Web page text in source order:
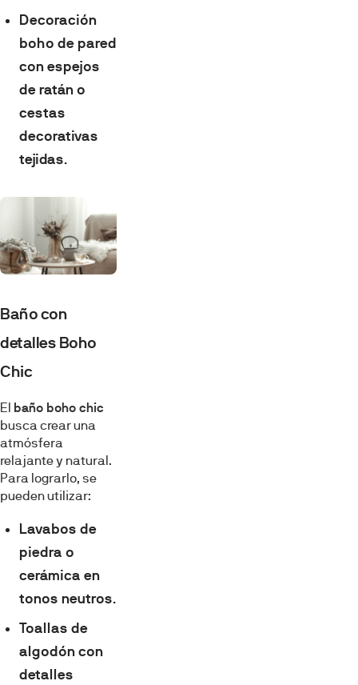
Decoración
boho de pared
con espejos
de ratán o
cestas
decorativas
tejidas.
Baño con
detalles Boho
Chic
El baño boho chic
busca crear una
atmósfera
relajante y natural.
Para lograrlo, se
pueden utilizar:
Lavabos de
piedra o
cerámica en
tonos neutros.
Toallas de
algodón con
detalles